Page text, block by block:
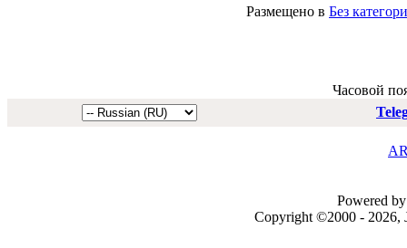
Размещено в Без
Часовой
Powered
Copyright ©2000 - 2026,